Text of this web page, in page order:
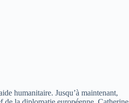
humanitaire. Jusqu’à maintenant,